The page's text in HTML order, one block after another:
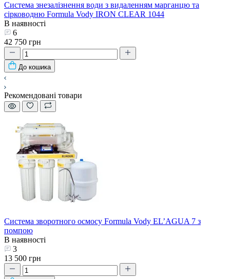
Система знезалізнення води з видаленням марганцю та
сірководню Formula Vody IRON CLEAR 1044
В наявності
6
42 750 грн
До кошика
Рекомендовані товари
Система зворотного осмосу Formula Vody EL’AGUA 7 з
помпою
В наявності
3
13 500 грн